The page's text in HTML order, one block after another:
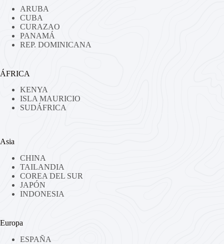
ARUBA
CUBA
CURAZAO
PANAMÁ
REP. DOMINICANA
ÁFRICA
KENYA
ISLA MAURICIO
SUDÁFRICA
Asia
CHINA
TAILANDIA
COREA DEL SUR
JAPÓN
INDONESIA
Europa
ESPAÑA